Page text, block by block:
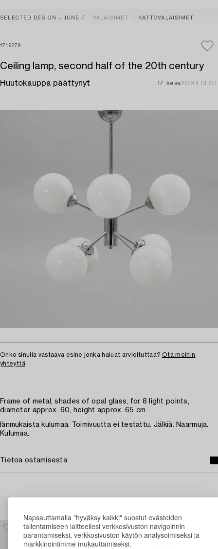
Napsauttamalla "hyväksy kaikki" suostut evästeiden
tallentamiseen laitteellesi verkkosivuston navigoinnin
parantamiseksi, verkkosivuston käytön analysoimiseksi ja
markkinointimme mukauttamiseksi.
SELECTED DESIGN – JUNE VALAISIMET KATTOVALAISIMET
1719279
Ceiling lamp, second half of the 20th century
Huutokauppa päättynyt 17. kesä20:34 CEST
Onko sinulla vastaava esine jonka haluat arvioituttaa? Ota meihin
yhteyttä
Frame of metal, shades of opal glass, for 8 light points,
diameter approx. 60, height approx. 65 cm
Iänmukaista kulumaa. Toimivuutta ei testattu. Jälkiä. Naarmuja.
Kulumaa.
Tietoa ostamisesta